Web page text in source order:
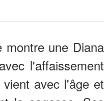
montre une Diana
l'affaissement
avec l'âge et